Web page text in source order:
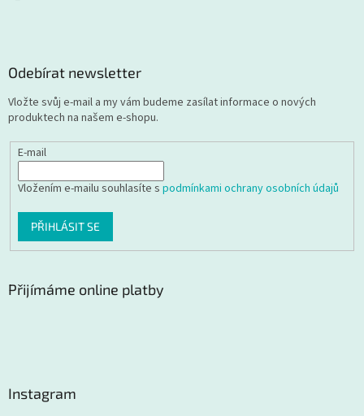
Odebírat newsletter
Vložte svůj e-mail a my vám budeme zasílat informace o nových
produktech na našem e-shopu.
E-mail
Vložením e-mailu souhlasíte s podmínkami ochrany osobních údajů
PŘIHLÁSIT SE
Přijímáme online platby
Instagram